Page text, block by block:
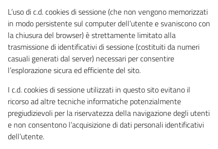
L’uso di c.d. cookies di sessione (che non vengono memorizzati
in modo persistente sul computer dell’utente e svaniscono con
la chiusura del browser) è strettamente limitato alla
trasmissione di identificativi di sessione (costituiti da numeri
casuali generati dal server) necessari per consentire
l’esplorazione sicura ed efficiente del sito.
I c.d. cookies di sessione utilizzati in questo sito evitano il
ricorso ad altre tecniche informatiche potenzialmente
pregiudizievoli per la riservatezza della navigazione degli utenti
e non consentono l’acquisizione di dati personali identificativi
dell’utente.